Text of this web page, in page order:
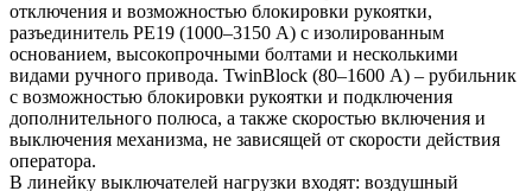
отключения и возможностью блокировки рукоятки,
разъединитель РЕ19 (1000–3150 А) с изолированным
основанием, высокопрочными болтами и несколькими
видами ручного привода. TwinBlock (80–1600 А) – рубильник
с возможностью блокировки рукоятки и подключения
дополнительного полюса, а также скоростью включения и
выключения механизма, не зависящей от скорости действия
оператора.
В линейку выключателей нагрузки входят: воздушный